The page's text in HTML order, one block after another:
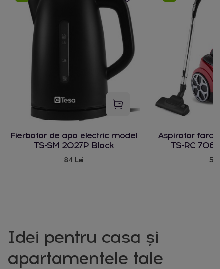
Fierbator de apa electric model
TS-SM 2027P Black
84 Lei
Aspirator fara
TS-RC 706
Idei pentru casa și
apartamentele tale